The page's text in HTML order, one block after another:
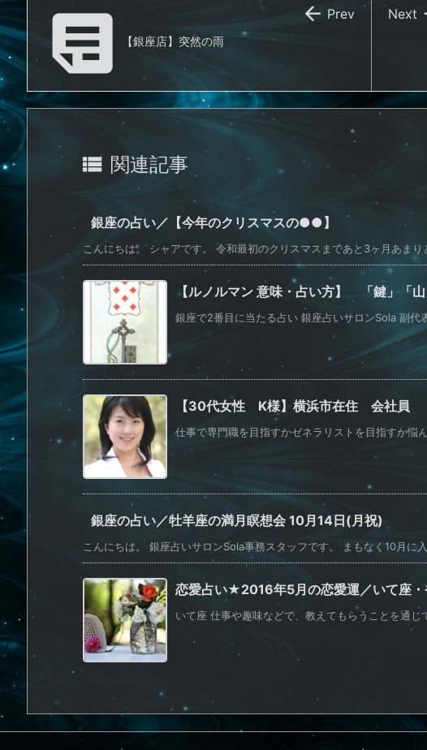
Next
 【銀座店】突然の雨
 Prev
 関連記事
銀座の占い／【今年のクリスマスの●●】
こんにちは。 シャアです。 令和最初のクリスマスまであと3ヶ月あま
【ルノルマン 意味・占い方】 「鍵」「山
銀座で2番目に当たる占い 銀座占いサロンSola 副代
【30代女性 K様】横浜市在住 会社員
仕事で専門職を目指すかゼネラリストを目指すか悩
銀座の占い／牡羊座の満月瞑想会 10月14日(月祝)
こんにちは。 銀座占いサロンSola事務スタッフです。 まもなく10月に
恋愛占い★2016年5月の恋愛運／いて座・
いて座 仕事や趣味などで、教えてもらうことを通